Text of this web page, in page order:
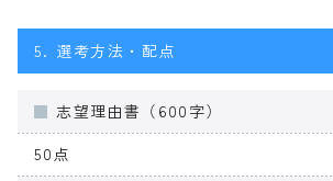
5. 選考方法・配点
志望理由書（600字）
50点